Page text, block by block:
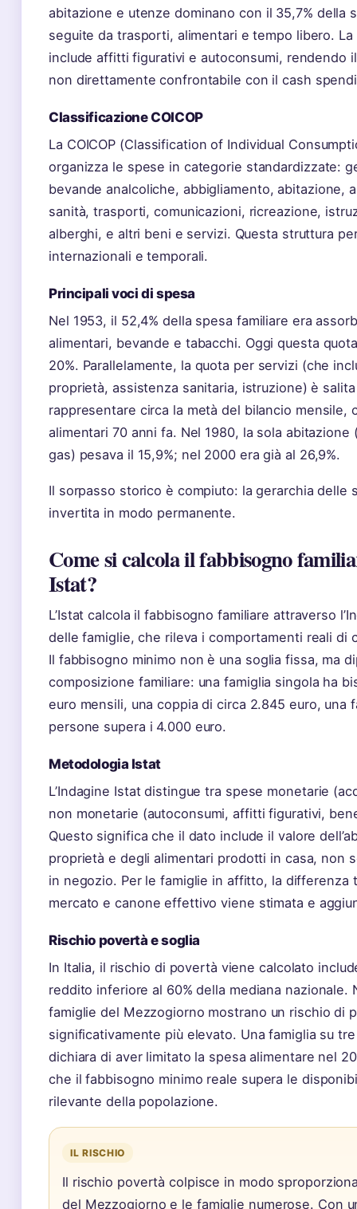
abitazione e utenze dominano con il 35,7% della
seguite da trasporti, alimentari e tempo libero.
include affitti figurativi e autoconsumi, rendendo
non direttamente confrontabile con il cash
Classificazione COICOP
La COICOP (Classification of Individual
organizza le spese in categorie standardizzate:
bevande analcoliche, abbigliamento, abitazione,
sanità, trasporti, comunicazioni, ricreazione,
alberghi, e altri beni e servizi. Questa struttura
internazionali e temporali.
Principali voci di spesa
Nel 1953, il 52,4% della spesa familiare era
alimentari, bevande e tabacchi. Oggi questa
20%. Parallelamente, la quota per servizi (che
proprietà, assistenza sanitaria, istruzione) è
rappresentare circa la metà del bilancio mensile,
alimentari 70 anni fa. Nel 1980, la sola abitazione
gas) pesava il 15,9%; nel 2000 era già al 26,9%.
Il sorpasso storico è compiuto: la gerarchia delle
invertita in modo permanente.
Come si calcola il fabbisogno
Istat?
L’Istat calcola il fabbisogno familiare attraverso
delle famiglie, che rileva i comportamenti reali di
Il fabbisogno minimo non è una soglia fissa, ma
composizione familiare: una famiglia singola ha
euro mensili, una coppia di circa 2.845 euro, una
persone supera i 4.000 euro.
Metodologia Istat
L’Indagine Istat distingue tra spese monetarie
non monetarie (autoconsumi, affitti figurativi,
Questo significa che il dato include il valore
proprietà e degli alimentari prodotti in casa, non
in negozio. Per le famiglie in affitto, la differenza
mercato e canone effettivo viene stimata e
Rischio povertà e soglia
In Italia, il rischio di povertà viene calcolato
reddito inferiore al 60% della mediana nazionale.
famiglie del Mezzogiorno mostrano un rischio di
significativamente più elevato. Una famiglia su
dichiara di aver limitato la spesa alimentare nel
che il fabbisogno minimo reale supera le
rilevante della popolazione.
IL RISCHIO
Il rischio povertà colpisce in modo
del Mezzogiorno e le famiglie numerose. Con